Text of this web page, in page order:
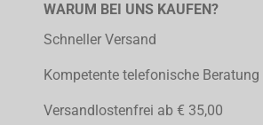
WARUM BEI UNS KAUFEN?
Schneller Versand
Kompetente telefonische Beratung
Versandlostenfrei ab € 35,00